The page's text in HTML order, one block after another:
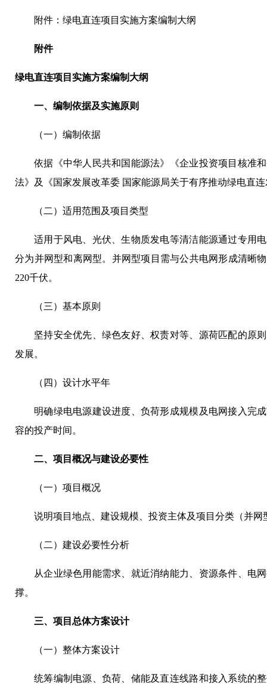
附件：绿电直连项目实施方案编制大纲
附件
绿电直连项目实施方案编制大纲
一、编制依据及实施原则
（一）编制依据
依据《中华人民共和国能源法》《企业投资项目核准
法》及《国家发展改革委 国家能源局关于有序推动绿电直
（二）适用范围及项目类型
适用于风电、光伏、生物质发电等清洁能源通过专用
分为并网型和离网型。并网型项目需与公共电网形成清晰
220千伏。
（三）基本原则
坚持安全优先、绿色友好、权责对等、源荷匹配的原
发展。
（四）设计水平年
明确绿电电源建设进度、负荷形成规模及电网接入完
容的投产时间。
二、项目概况与建设必要性
（一）项目概况
说明项目地点、建设规模、投资主体及项目分类（并
（二）建设必要性分析
从企业绿色用能需求、就近消纳能力、资源条件、电
撑。
三、项目总体方案设计
（一）整体方案设计
统筹编制电源、负荷、储能及直连线路和接入系统的